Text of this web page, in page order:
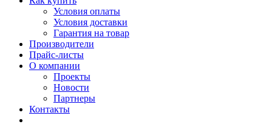
Условия оплаты
Условия доставки
Гарантия на товар
Производители
Прайс-листы
О компании
Проекты
Новости
Партнеры
Контакты